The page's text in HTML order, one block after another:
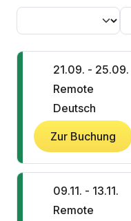
21.09. - 25.09.
Remote
Deutsch
Zur Buchung
09.11. - 13.11.
Remote